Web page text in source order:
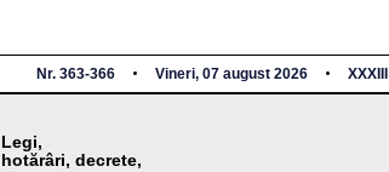
Nr. 363-366 Vineri, 07 august 2026 XXXIII
Legi,
hotărâri, decrete,